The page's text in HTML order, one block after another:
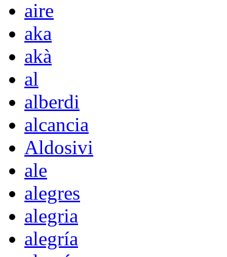
aire
aka
akà
al
alberdi
alcancia
Aldosivi
ale
alegres
alegria
alegría